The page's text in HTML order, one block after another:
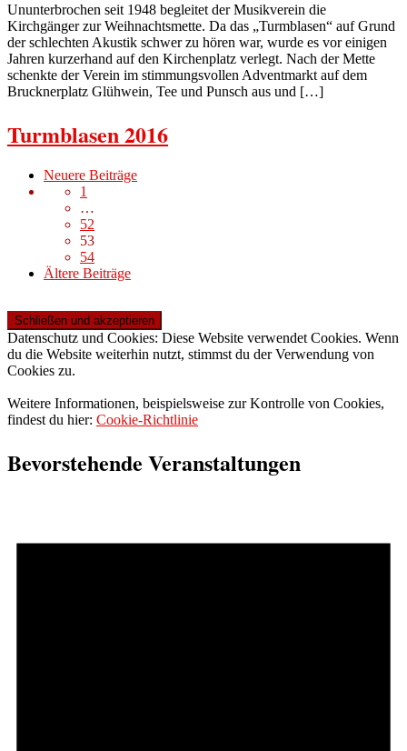
Ununterbrochen seit 1948 begleitet der Musikverein die
Kirchgänger zur Weihnachtsmette. Da das „Turmblasen“ auf Grund
der schlechten Akustik schwer zu hören war, wurde es vor einigen
Jahren kurzerhand auf den Kirchenplatz verlegt. Nach der Mette
schenkte der Verein im stimmungsvollen Adventmarkt auf dem
Brucknerplatz Glühwein, Tee und Punsch aus und […]
Turmblasen 2016
Beitragsnavigation
Neuere
Beiträge
Neuere Beiträge
1
…
52
53
54
Ältere
Ältere Beiträge
Datenschutz und Cookies: Diese Website verwendet Cookies. Wenn
du die Website weiterhin nutzt, stimmst du der Verwendung von
Cookies zu.
Weitere Informationen, beispielsweise zur Kontrolle von Cookies,
findest du hier: Cookie-Richtlinie
Bevorstehende Veranstaltungen